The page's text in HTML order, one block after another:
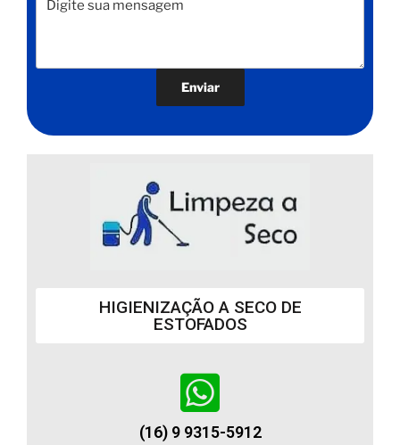
HIGIENIZAÇÃO A SECO DE
ESTOFADOS
(16) 9 9315-5912